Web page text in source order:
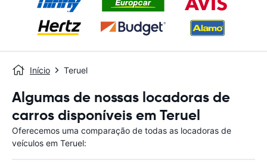
Início Teruel
Algumas de nossas locadoras de
carros disponíveis em Teruel
Oferecemos uma comparação de todas as locadoras de
veículos em Teruel: